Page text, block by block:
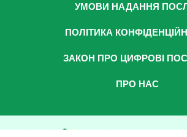
УМОВИ НАДАННЯ
ПОЛІТИКА
ЗАКОН ПРО ЦИФРОВІ
ПРО НАС